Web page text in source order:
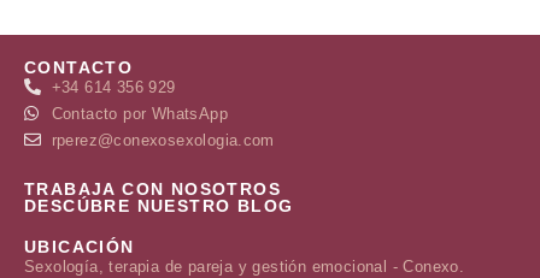
CONTACTO
+34 614 356 929
Contacto por WhatsApp
rperez@conexosexologia.com
TRABAJA CON NOSOTROS
DESCÚBRE NUESTRO BLOG
UBICACIÓN
Sexología, terapia de pareja y gestión emocional - Conexo.